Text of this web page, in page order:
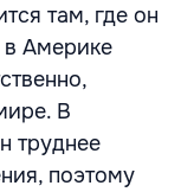
там, где он
в Америке
В
труднее
поэтому